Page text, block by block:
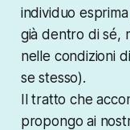
individuo
già dentro di sé,
nelle condizioni
se stesso).
Il tratto che
propongo ai